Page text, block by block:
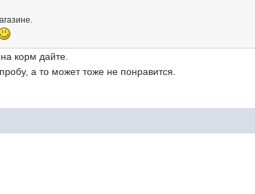
корм дайте.
а то может тоже не понравится.